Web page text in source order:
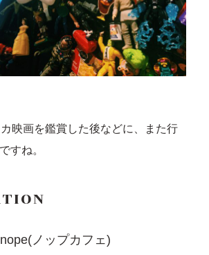
映画を鑑賞した後などに、また行
すね。
ノップカフェ)